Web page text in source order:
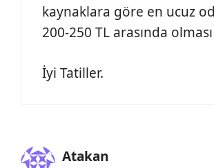
kaynaklara göre en ucuz
200-250 TL arasında
İyi Tatiller.
Atakan